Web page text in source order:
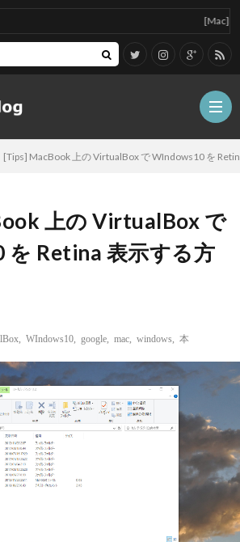
ト
散
歩
の
ブ
[Mac]Mac
[Tips] MacBook 上の VirtualBox で WIndows10 を
上の VirtualBox で
Retina 表示する方
WIndows10 google mac windows 本